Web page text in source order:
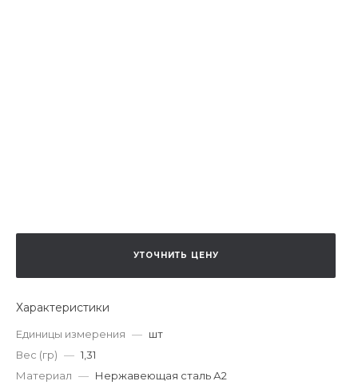
УТОЧНИТЬ ЦЕНУ
Характеристики
Единицы измерения — шт
Вес (гр) — 1,31
Материал — Нержавеющая сталь А2